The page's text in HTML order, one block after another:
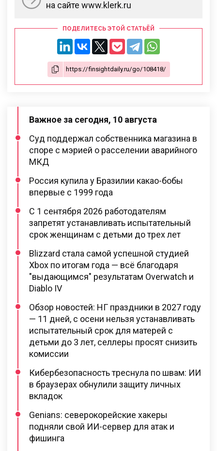
на сайте www.klerk.ru
ПОДЕЛИТЕСЬ ЭТОЙ СТАТЬЁЙ
Важное за сегодня, 10 августа
Суд поддержал собственника магазина в
споре с мэрией о расселении аварийного
МКД
Россия купила у Бразилии какао-бобы
впервые с 1999 года
С 1 сентября 2026 работодателям
запретят устанавливать испытательный
срок женщинам с детьми до трех лет
Blizzard стала самой успешной студией
Xbox по итогам года — всё благодаря
"выдающимся" результатам Overwatch и
Diablo IV
Обзор новостей: НГ праздники в 2027 году
— 11 дней, с осени нельзя устанавливать
испытательный срок для матерей с
детьми до 3 лет, селлеры просят снизить
комиссии
Кибербезопасность треснула по швам: ИИ
в браузерах обнулили защиту личных
вкладок
Genians: северокорейские хакеры
подняли свой ИИ-сервер для атак и
фишинга